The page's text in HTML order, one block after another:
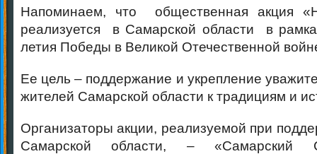
Напоминаем, что общественная акция
реализуется в Самарской области в
летия Победы в Великой Отечественной
Ее цель – поддержание и укрепление
жителей Самарской области к традициям и
Организаторы акции, реализуемой при
Самарской области, – «Самарский